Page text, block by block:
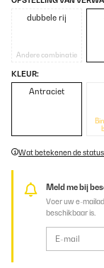
dubbele rij
Andere combinatie
KLEUR:
Antraciet
Wat betekenen de
Meld me bij
Voer uw e-
beschikbaar is.